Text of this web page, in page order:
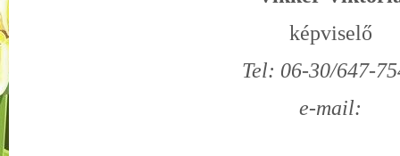
képviselő
Tel: 06-30/647-
e-mail: